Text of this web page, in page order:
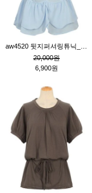
20,000원
6,900원